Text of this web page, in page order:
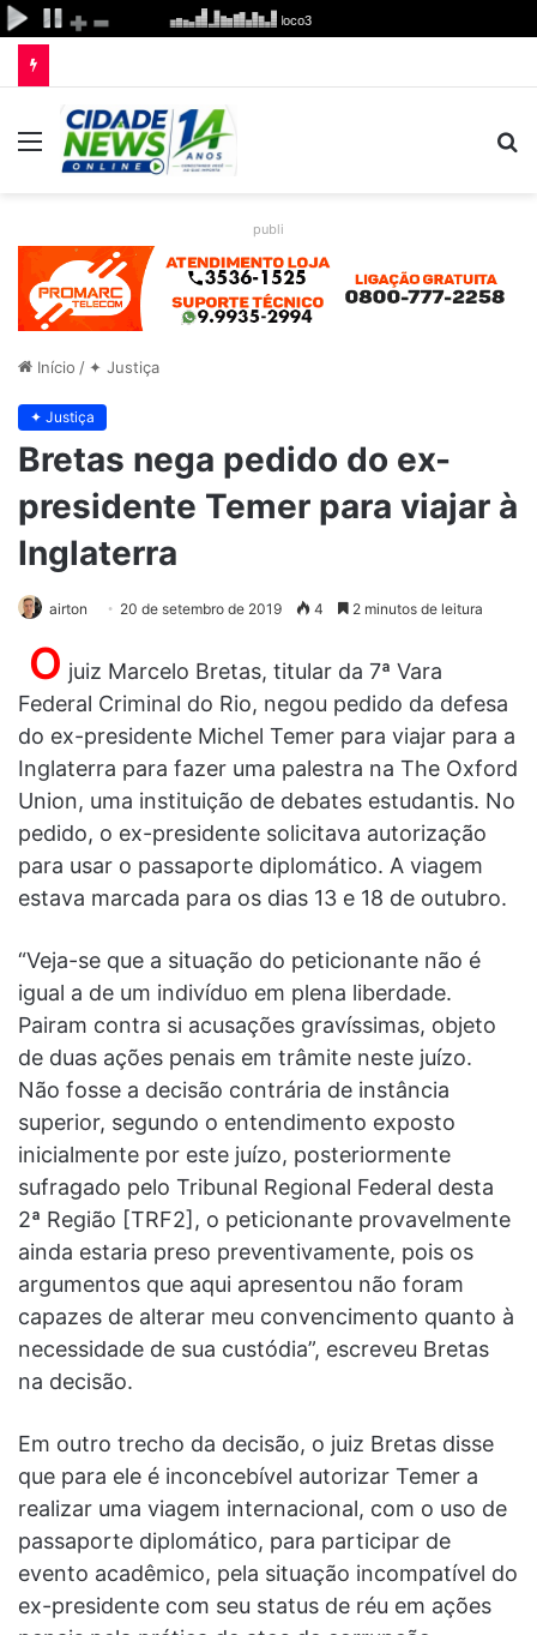
Menu
publi
Início / ✦ Justiça
✦ Justiça
Bretas nega pedido do ex-
presidente Temer para viajar à
Inglaterra
airton 20 de setembro de 2019 4 2 minutos de leitura
O juiz Marcelo Bretas, titular da 7ª Vara
Federal Criminal do Rio, negou pedido da defesa
do ex-presidente Michel Temer para viajar para a
Inglaterra para fazer uma palestra na The Oxford
Union, uma instituição de debates estudantis. No
pedido, o ex-presidente solicitava autorização
para usar o passaporte diplomático. A viagem
estava marcada para os dias 13 e 18 de outubro.
“Veja-se que a situação do peticionante não é
igual a de um indivíduo em plena liberdade.
Pairam contra si acusações gravíssimas, objeto
de duas ações penais em trâmite neste juízo.
Não fosse a decisão contrária de instância
superior, segundo o entendimento exposto
inicialmente por este juízo, posteriormente
sufragado pelo Tribunal Regional Federal desta
2ª Região [TRF2], o peticionante provavelmente
ainda estaria preso preventivamente, pois os
argumentos que aqui apresentou não foram
capazes de alterar meu convencimento quanto à
necessidade de sua custódia”, escreveu Bretas
na decisão.
Em outro trecho da decisão, o juiz Bretas disse
que para ele é inconcebível autorizar Temer a
realizar uma viagem internacional, com o uso de
passaporte diplomático, para participar de
evento acadêmico, pela situação incompatível do
ex-presidente com seu status de réu em ações